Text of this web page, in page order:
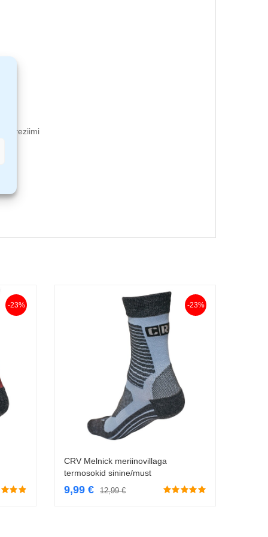
-23% -23%
Vali
CRV Melnick meriinovillaga
termosokid sinine/must
12,99€
9,99 €